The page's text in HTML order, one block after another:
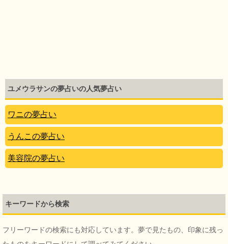
ユメウラサンの夢占いの人気夢占い
ワニの夢占い
うんこの夢占い
美容院の夢占い
キーワードから検索
フリーワードの検索にも対応しています。夢で見たもの、印象に残っ